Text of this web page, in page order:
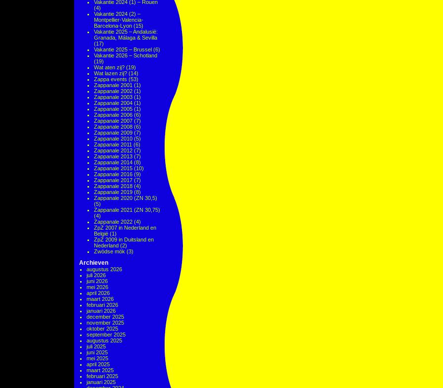
Vakantie 2024 (1) – Rouen
(4)
Vakantie 2024 (2) –
Montpellier-Valencia-
Barcelona-Lyon (15)
Vakantie 2025 – Andalusië:
Granada, Málaga & Sevilla
(17)
Vakantie 2025 – Brussel (6)
Vakantie 2026 – Schotland
(19)
Wat aten zij? (19)
Wat lazen zij? (14)
Zappa events (53)
Zappanale 2001 (1)
Zappanale 2002 (1)
Zappanale 2003 (1)
Zappanale 2004 (1)
Zappanale 2005 (1)
Zappanale 2006 (6)
Zappanale 2007 (7)
Zappanale 2008 (6)
Zappanale 2009 (7)
Zappanale 2010 (5)
Zappanale 2011 (6)
Zappanale 2012 (7)
Zappanale 2013 (7)
Zappanale 2014 (8)
Zappanale 2015 (10)
Zappanale 2016 (9)
Zappanale 2017 (7)
Zappanale 2018 (4)
Zappanale 2019 (8)
Zappanale 2020 (ZN 30,5)
(5)
Zappanale 2021 (ZN 30,75)
(4)
Zappanale 2022 (4)
ZpZ 2007 in Nederland en
België (1)
ZpZ 2009 in Duitsland en
Nederland (2)
Zwödse mök (3)
Archieven
augustus 2026
juli 2026
juni 2026
mei 2026
april 2026
maart 2026
februari 2026
januari 2026
december 2025
november 2025
oktober 2025
september 2025
augustus 2025
juli 2025
juni 2025
mei 2025
april 2025
maart 2025
februari 2025
januari 2025